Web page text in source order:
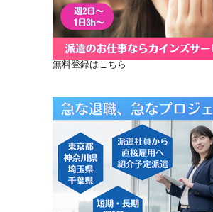
無料登録はこちら